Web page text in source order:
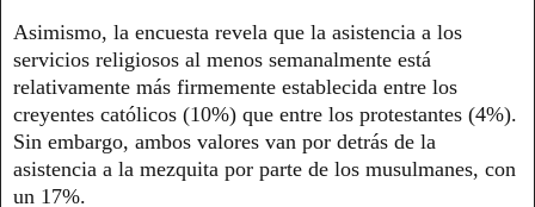
Asimismo, la encuesta revela que la asistencia a los
servicios religiosos al menos semanalmente está
relativamente más firmemente establecida entre los
creyentes católicos (10%) que entre los protestantes (4%).
Sin embargo, ambos valores van por detrás de la
asistencia a la mezquita por parte de los musulmanes, con
un 17%.